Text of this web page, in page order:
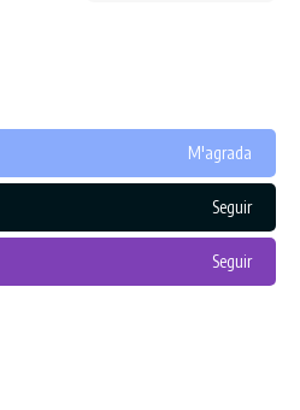
M'agrada
Seguir
Seguir